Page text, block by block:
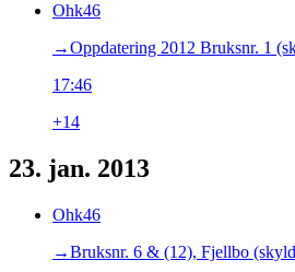
Ohk46
→‎Oppdatering 2012 Bruksnr. 1
17:46
+14
23. jan. 2013
Ohk46
→‎Bruksnr. 6 & (12), Fjellbo